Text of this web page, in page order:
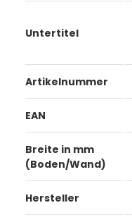
Untertitel
Artikelnummer
EAN
Breite in mm
(Boden/Wand)
Hersteller